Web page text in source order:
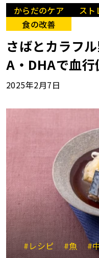
からだのケア スト
食の改善
さばとカラフ
A・DHAで血
2025年2月7日
#レシピ #魚 #